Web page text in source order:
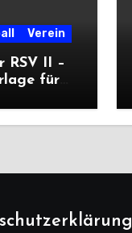
Verein
RSV II –
für